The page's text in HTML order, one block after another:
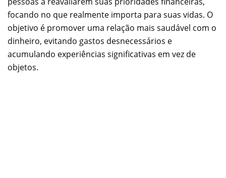
focando no que realmente importa para suas vidas. O
objetivo é promover uma relação mais saudável com o
dinheiro, evitando gastos desnecessários e
acumulando experiências significativas em vez de
objetos.